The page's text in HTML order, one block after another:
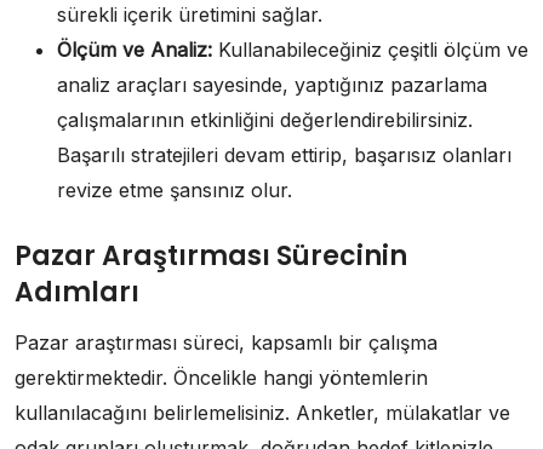
sürekli içerik üretimini sağlar.
Ölçüm ve Analiz: Kullanabileceğiniz çeşitli ölçüm ve
analiz araçları sayesinde, yaptığınız pazarlama
çalışmalarının etkinliğini değerlendirebilirsiniz.
Başarılı stratejileri devam ettirip, başarısız olanları
revize etme şansınız olur.
Pazar Araştırması Sürecinin
Adımları
Pazar araştırması süreci, kapsamlı bir çalışma
gerektirmektedir. Öncelikle hangi yöntemlerin
kullanılacağını belirlemelisiniz. Anketler, mülakatlar ve